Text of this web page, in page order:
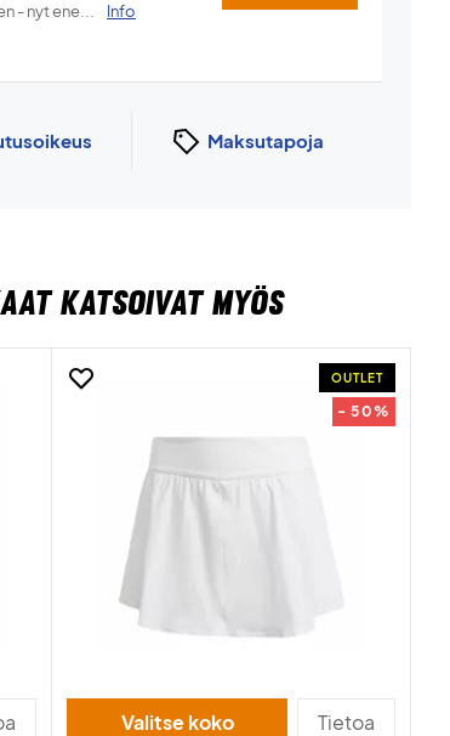
- nyt ene...
Info
Maksutapoja
KATSOIVAT MYÖS
OUTLET
- 50%
Valitse koko Tietoa